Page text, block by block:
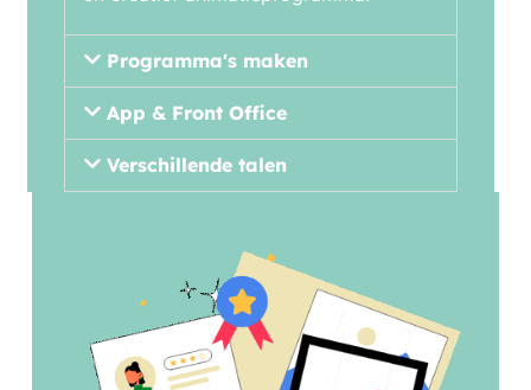
Programma's maken
App & Front Office
Verschillende talen